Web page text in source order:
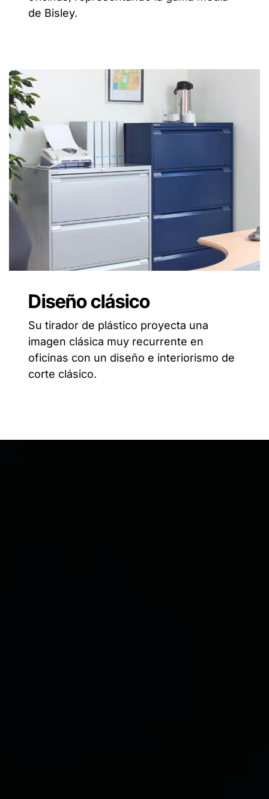
de Bisley.
Diseño clásico
Su tirador de plástico proyecta una
imagen clásica muy recurrente en
oficinas con un diseño e interiorismo de
corte clásico.